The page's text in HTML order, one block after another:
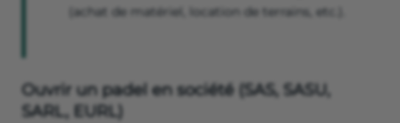
(achat de matériel, location de terrains, etc.).
Ouvrir un padel en société (SAS, SASU,
SARL, EURL)